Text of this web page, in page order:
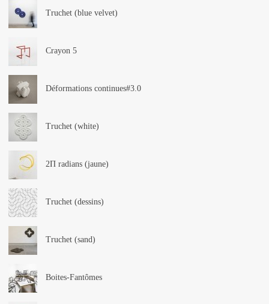
Truchet (blue velvet)
Crayon 5
Déformations continues#3.0
Truchet (white)
2Π radians (jaune)
Truchet (dessins)
Truchet (sand)
Boites-Fantômes